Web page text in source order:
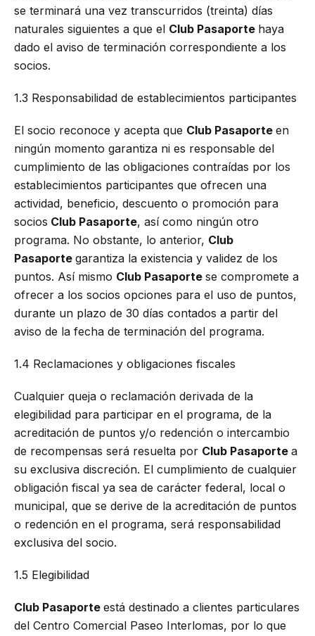
se terminará una vez transcurridos (treinta) días
naturales siguientes a que el Club Pasaporte haya
dado el aviso de terminación correspondiente a los
socios.
1.3 Responsabilidad de establecimientos participantes
El socio reconoce y acepta que Club Pasaporte en
ningún momento garantiza ni es responsable del
cumplimiento de las obligaciones contraídas por los
establecimientos participantes que ofrecen una
actividad, beneficio, descuento o promoción para
socios Club Pasaporte, así como ningún otro
programa. No obstante, lo anterior, Club
Pasaporte garantiza la existencia y validez de los
puntos. Así mismo Club Pasaporte se compromete a
ofrecer a los socios opciones para el uso de puntos,
durante un plazo de 30 días contados a partir del
aviso de la fecha de terminación del programa.
1.4 Reclamaciones y obligaciones fiscales
Cualquier queja o reclamación derivada de la
elegibilidad para participar en el programa, de la
acreditación de puntos y/o redención o intercambio
de recompensas será resuelta por Club Pasaporte a
su exclusiva discreción. El cumplimiento de cualquier
obligación fiscal ya sea de carácter federal, local o
municipal, que se derive de la acreditación de puntos
o redención en el programa, será responsabilidad
exclusiva del socio.
1.5 Elegibilidad
Club Pasaporte está destinado a clientes particulares
del Centro Comercial Paseo Interlomas, por lo que